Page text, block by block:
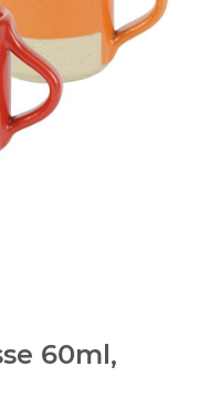
60ml,